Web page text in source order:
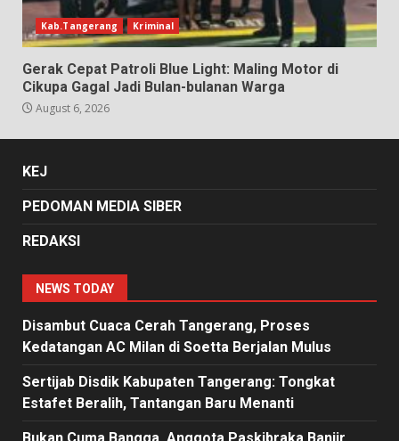
Kab.Tangerang Kriminal
Gerak Cepat Patroli Blue Light: Maling Motor di
Cikupa Gagal Jadi Bulan-bulanan Warga
August 6, 2026
KEJ
PEDOMAN MEDIA SIBER
REDAKSI
NEWS TODAY
Disambut Cuaca Cerah Tangerang, Proses
Kedatangan AC Milan di Soetta Berjalan Mulus
Sertijab Disdik Kabupaten Tangerang: Tongkat
Estafet Beralih, Tantangan Baru Menanti